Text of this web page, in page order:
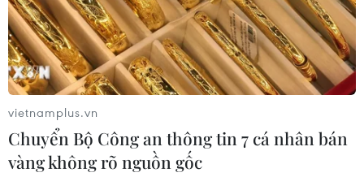
vietnamplus.vn
Chuyển Bộ Công an thông tin 7 cá nhân bán
vàng không rõ nguồn gốc